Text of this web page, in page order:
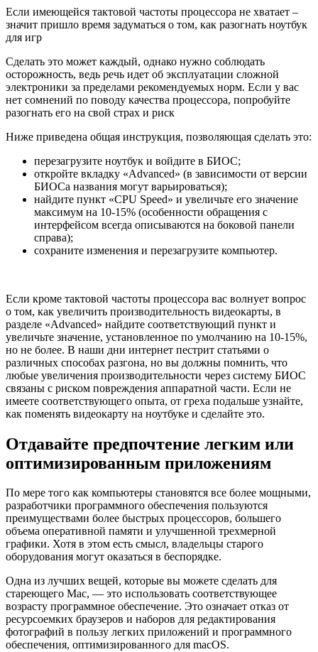
Если имеющейся тактовой частоты процессора не хватает –
значит пришло время задуматься о том, как разогнать ноутбук
для игр
Сделать это может каждый, однако нужно соблюдать
осторожность, ведь речь идет об эксплуатации сложной
электроники за пределами рекомендуемых норм. Если у вас
нет сомнений по поводу качества процессора, попробуйте
разогнать его на свой страх и риск
Ниже приведена общая инструкция, позволяющая сделать это:
перезагрузите ноутбук и войдите в БИОС;
откройте вкладку «Advanced» (в зависимости от версии
БИОСа названия могут варьироваться);
найдите пункт «CPU Speed» и увеличьте его значение
максимум на 10-15% (особенности обращения с
интерфейсом всегда описываются на боковой панели
справа);
сохраните изменения и перезагрузите компьютер.
Если кроме тактовой частоты процессора вас волнует вопрос
о том, как увеличить производительность видеокарты, в
разделе «Advanced» найдите соответствующий пункт и
увеличьте значение, установленное по умолчанию на 10-15%,
но не более. В наши дни интернет пестрит статьями о
различных способах разгона, но вы должны помнить, что
любые увеличения производительности через систему БИОС
связаны с риском повреждения аппаратной части. Если не
имеете соответствующего опыта, от греха подальше узнайте,
как поменять видеокарту на ноутбуке и сделайте это.
Отдавайте предпочтение легким или
оптимизированным приложениям
По мере того как компьютеры становятся все более мощными,
разработчики программного обеспечения пользуются
преимуществами более быстрых процессоров, большего
объема оперативной памяти и улучшенной трехмерной
графики. Хотя в этом есть смысл, владельцы старого
оборудования могут оказаться в беспорядке.
Одна из лучших вещей, которые вы можете сделать для
стареющего Mac, — это использовать соответствующее
возрасту программное обеспечение. Это означает отказ от
ресурсоемких браузеров и наборов для редактирования
фотографий в пользу легких приложений и программного
обеспечения, оптимизированного для macOS.